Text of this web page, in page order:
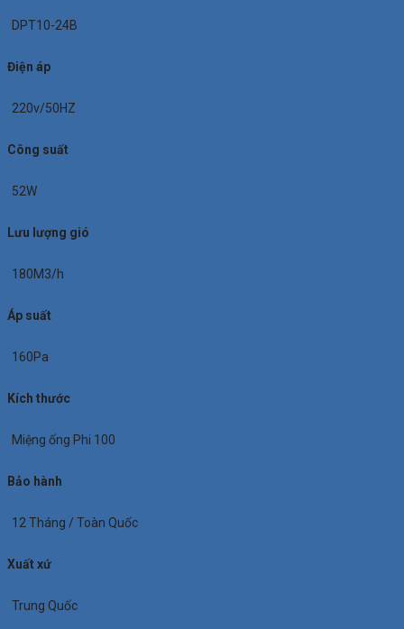
DPT10-24B
Điện áp
220v/50HZ
Công suất
52W
Lưu lượng gió
180M3/h
Áp suất
160Pa
Kích thước
Miệng ống Phi 100
Bảo hành
12 Tháng / Toàn Quốc
Xuất xứ
Trung Quốc